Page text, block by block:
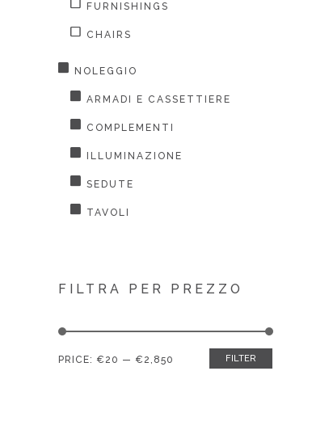
FURNISHINGS
CHAIRS
NOLEGGIO
ARMADI E CASSETTIERE
COMPLEMENTI
ILLUMINAZIONE
SEDUTE
TAVOLI
FILTRA PER PREZZO
FILTER
PRICE: €20 — €2,850